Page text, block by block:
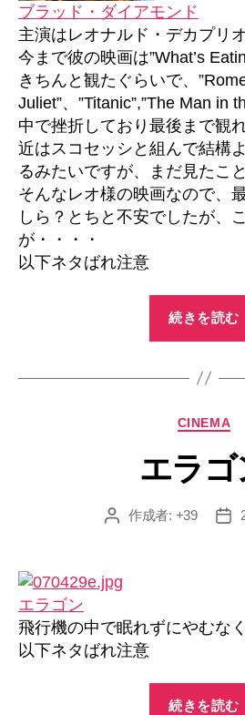
ブラッド・ダイアモンド
主演はレオナルド・デカプリオ
今まで彼の映画は”What’s
きちんと観たぐらいで、
Juliet”、”Titanic”,”The Man in
中で挫折しており最後まで観
近はスコセッシと組んで結構
るみたいですが、まだ見たこ
そんなレオ様の映画なので、
しら？とちと不安でしたが、
が・・・・
以下ネタばれ注意
続きを読む
カ
ゴ
リ
CINEMA
エラゴ
投 作成者: +39
投
エラゴン
飛行機の中で眠れずにやむなく
以下ネタばれ注意
続きを読む